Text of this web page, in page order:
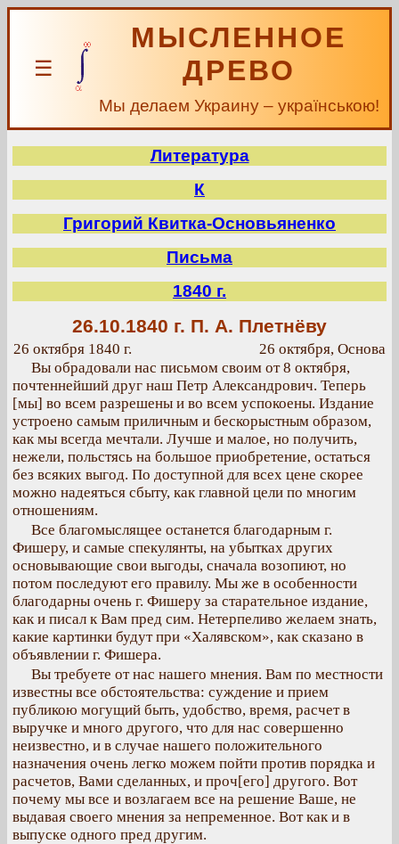
☰
МЫСЛЕННОЕ
ДРЕВО
Мы делаем Украину – українською!
Литература
К
Григорий Квитка-Основьяненко
Письма
1840 г.
26.10.1840 г. П. А. Плетнёву
26 октября 1840 г.
26 октября, Основа
Вы обрадовали нас письмом своим от 8 октября,
почтеннейший друг наш Петр Александрович. Теперь
[мы] во всем разрешены и во всем успокоены. Издание
устроено самым приличным и бескорыстным образом,
как мы всегда мечтали. Лучше и малое, но получить,
нежели, польстясь на большое приобретение, остаться
без всяких выгод. По доступной для всех цене скорее
можно надеяться сбыту, как главной цели по многим
отношениям.
Все благомыслящее останется благодарным г.
Фишеру, и самые спекулянты, на убытках других
основывающие свои выгоды, сначала возопиют, но
потом последуют его правилу. Мы же в особенности
благодарны очень г. Фишеру за старательное издание,
как и писал к Вам пред сим. Нетерпеливо желаем знать,
какие картинки будут при «Халявском», как сказано в
объявлении г. Фишера.
Вы требуете от нас нашего мнения. Вам по местности
известны все обстоятельства: суждение и прием
публикою могущий быть, удобство, время, расчет в
выручке и много другого, что для нас совершенно
неизвестно, и в случае нашего положительного
назначения очень легко можем пойти против порядка и
расчетов, Вами сделанных, и проч[его] другого. Вот
почему мы все и возлагаем все на решение Ваше, не
выдавая своего мнения за непременное. Вот как и в
выпуске одного пред другим.